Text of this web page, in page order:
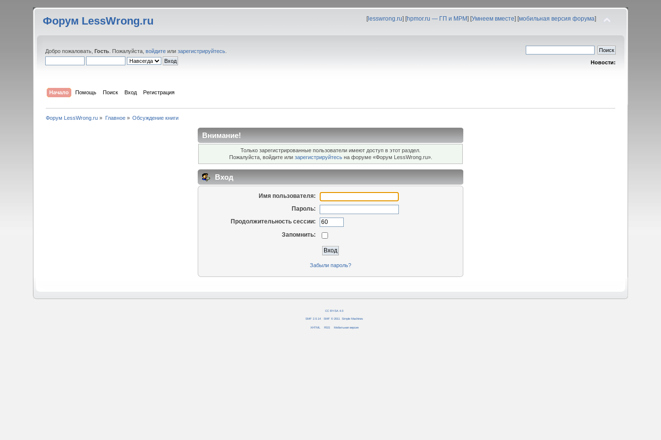
Форум LessWrong.ru [lesswrong.ru] [hpmor.ru — ГП и МРМ] [Умнеем вместе] [мобильная версия форума]
Добро пожаловать,Гость . Пожалуйста,войдите илизарегистрируйтесь
Новости:
Начало Помощь Поиск Вход Регистрация
Форум LessWrong.ru » Главное» Обсуждение книги
Внимание!
Только зарегистрированные пользователи имеют доступ в этот раздел.
Пожалуйста, войдите или зарегистрируйтесьна форуме «Форум LessWrong.ru».
Вход
Имя пользователя:
Пароль:
Продолжительность сессии:
Запомнить:
Забыли пароль?
CC BY-SA 4.0
SMF 2.0.14 SMF © 2011 Simple Machines
XHTML RSS Мобильная версия